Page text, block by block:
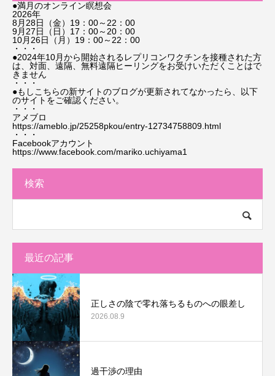
●満月のオンライン瞑想会
2026年
8月28日（金）19：00～22：00
9月27日（日）17：00～20：00
10月26日（月）19：00～22：00
・・・
●2024年10月から開始されるレプリコンワクチンを接種された方
は、対面、遠隔、無料遠隔ヒーリングをお受けいただくことはで
きません
・・・
●もしこちらの新サイトのブログが更新されてなかったら、以下
のサイトをご確認ください。
・・・
アメブロ
https://ameblo.jp/25258pkou/entry-12734758809.html
・・・
Facebookアカウント
https://www.facebook.com/mariko.uchiyama1
検索
最近の記事
正しさの陰で零れ落ちるものへの眼差し
2026.08.9
過干渉の理由